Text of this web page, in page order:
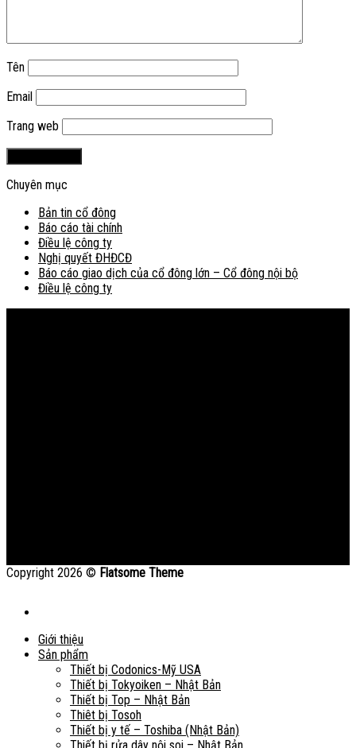
Tên
Email
Trang web
Chuyên mục
Bản tin cổ đông
Báo cáo tài chính
Điều lệ công ty
Nghị quyết ĐHĐCĐ
Báo cáo giao dịch của cổ đông lớn – Cổ đông nội bộ
Điều lệ công ty
Copyright 2026 © Flatsome Theme
Giới thiệu
Sản phẩm
Thiết bị Codonics-Mỹ USA
Thiết bị Tokyoiken – Nhật Bản
Thiết bị Top – Nhật Bản
Thiêt bị Tosoh
Thiết bị y tế – Toshiba (Nhật Bản)